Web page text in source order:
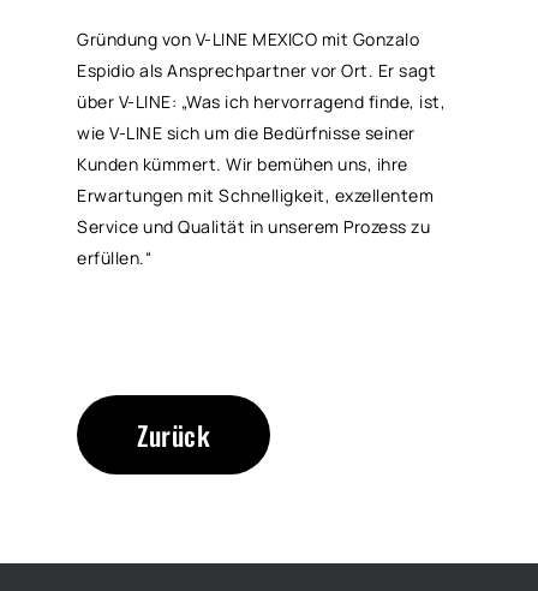
Gründung von V-LINE MEXICO mit Gonzalo
Espidio als Ansprechpartner vor Ort. Er sagt
über V-LINE: „Was ich hervorragend finde, ist,
wie V-LINE sich um die Bedürfnisse seiner
Kunden kümmert. Wir bemühen uns, ihre
Erwartungen mit Schnelligkeit, exzellentem
Service und Qualität in unserem Prozess zu
erfüllen.“
Zurück